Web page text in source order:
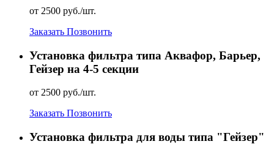
от 2500 руб./шт.
Заказать Позвонить
Установка фильтра типа Аквафор, Барьер,
Гейзер на 4-5 секции
от 2500 руб./шт.
Заказать Позвонить
Установка фильтра для воды типа "Гейзер"